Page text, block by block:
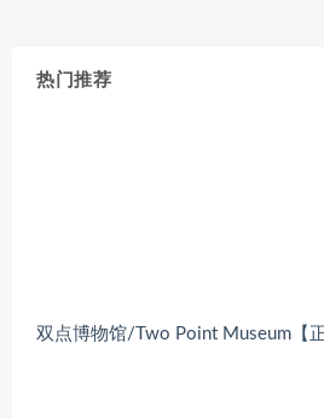
热门推荐
双点博物馆/Two Point Museum【